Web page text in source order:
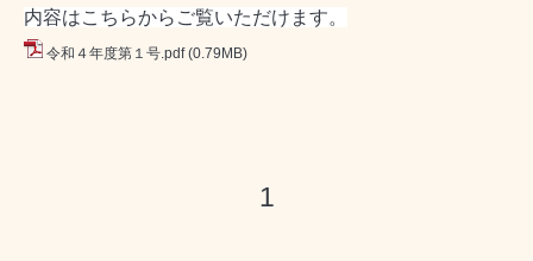
内容はこちらからご覧いただけます。
令和４年度第１号.pdf (0.79MB)
1